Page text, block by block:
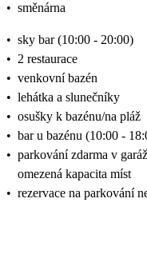
• směnárna
• sky bar (10:00 - 20:00)
• 2 restaurace
• venkovní bazén
• lehátka a slunečníky
• osušky k bazénu/na pláž
• bar u bazénu (10:00 -
• parkování zdarma v
omezená kapacita míst
• rezervace na parkování